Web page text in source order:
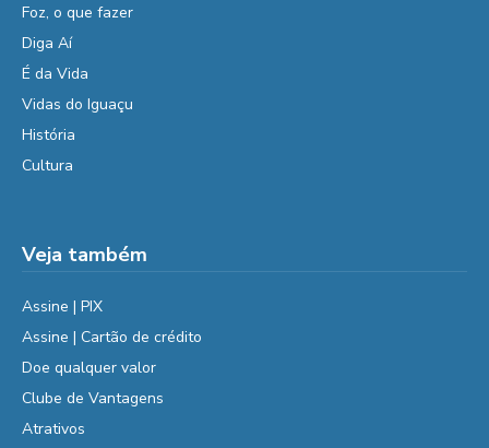
Foz, o que fazer
Diga Aí
É da Vida
Vidas do Iguaçu
História
Cultura
Veja também
Assine | PIX
Assine | Cartão de crédito
Doe qualquer valor
Clube de Vantagens
Atrativos